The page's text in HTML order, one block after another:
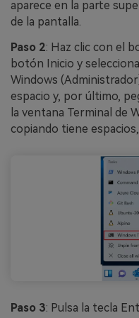
aparece en la parte
de la pantalla.
Paso 2: Haz clic con el
botón Inicio y
Windows
espacio y, por último,
la ventana Terminal de
copiando tiene
Paso 3: Pulsa la tecla